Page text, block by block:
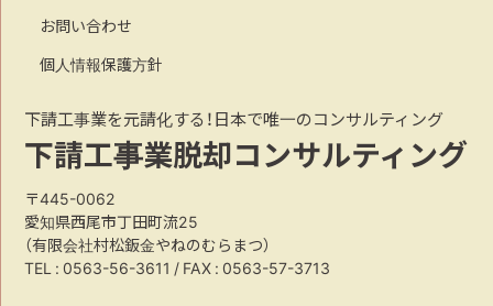
お問い合わせ
個人情報保護方針
下請工事業を元請化する！日本で唯一のコンサルティング
下請工事業脱却コンサルティング
〒445-0062
愛知県西尾市丁田町流25
（有限会社村松鈑金やねのむらまつ）
TEL :0563-56-3611 / FAX : 0563-57-3713